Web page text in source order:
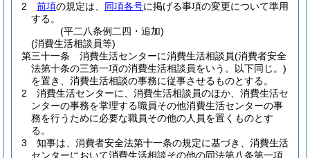
2
前項の規定は、 同項各号に掲げる事項の変更について準用
する。
(平二八条例二四・追加)
(消費生活相談員等)
第三十一条
消費生活センターに消費生活相談員(消費者安全
法第十条の三第一項の消費生活相談員をいう。以下同じ。)
を置き、消費生活相談の事務に従事させるものとする。
2
消費生活センターに、消費生活相談員のほか、消費生活セ
ンターの事務を掌理する職員その他消費生活センターの事
務を行うために必要な職員その他の人員を置くものとす
る。
3
知事は、消費者安全法第十一条の規定に基づき、消費生活
センターにおいて消費生活相談その他の同法第八条第一項